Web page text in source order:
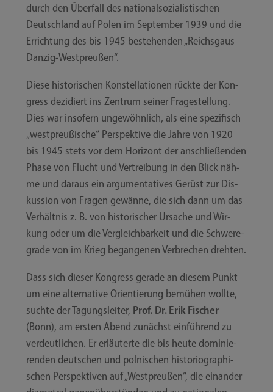
durch den Über­fall des natio­nal­so­zia­lis­ti­schen
Deutsch­land auf Polen im Sep­tem­ber 1939 und die
Errich­tung des bis 1945 bestehen­den „Reichs­gaus
Danzig-Westpreußen“.
Die­se his­to­ri­schen Kon­stel­la­tio­nen rück­te der Kon­
gress dezi­diert ins Zen­trum sei­ner Fra­ge­stel­lung.
Dies war inso­fern unge­wöhn­lich, als eine spe­zi­fisch
„west­preu­ßi­sche“ Per­spek­ti­ve die Jah­re von 1920
bis 1945 stets vor dem Hori­zont der anschlie­ßen­den
Pha­se von Flucht und Ver­trei­bung in den Blick näh­
me und dar­aus ein argu­men­ta­ti­ves Gerüst zur Dis­
kus­si­on von Fra­gen gewän­ne, die sich dann um das
Ver­hält­nis z. B. von his­to­ri­scher Ursa­che und Wir­
kung oder um die Ver­gleich­bar­keit und die Schwe­re­
gra­de von im Krieg began­ge­nen Ver­bre­chen drehten.
Dass sich die­ser Kon­gress gera­de an die­sem Punkt
um eine alter­na­ti­ve Ori­en­tie­rung bemü­hen woll­te,
such­te der Tagungs­lei­ter, Prof. Dr. Erik Fischer
(Bonn), am ers­ten Abend zunächst ein­füh­rend zu
ver­deut­li­chen. Er erläu­ter­te die bis heu­te domi­nie­
ren­den deut­schen und pol­ni­schen his­to­rio­gra­phi­
schen Per­spek­ti­ven auf „West­preu­ßen“, die ein­an­der